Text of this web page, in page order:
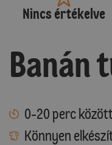
Nincs értékelve
Banán
0-20 perc
Könnyen